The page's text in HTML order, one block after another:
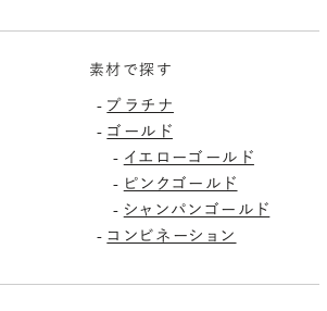
素材で探す
- プラチナ
- ゴールド
- イエローゴールド
- ピンクゴールド
- シャンパンゴールド
- コンビネーション